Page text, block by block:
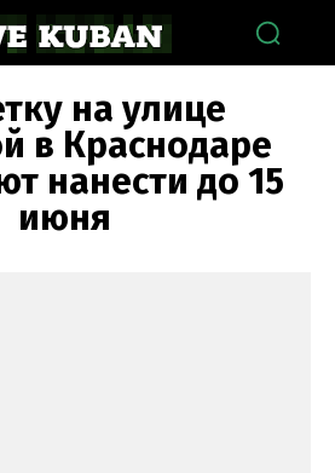
на улице
в Краснодаре
нанести до 15
июня